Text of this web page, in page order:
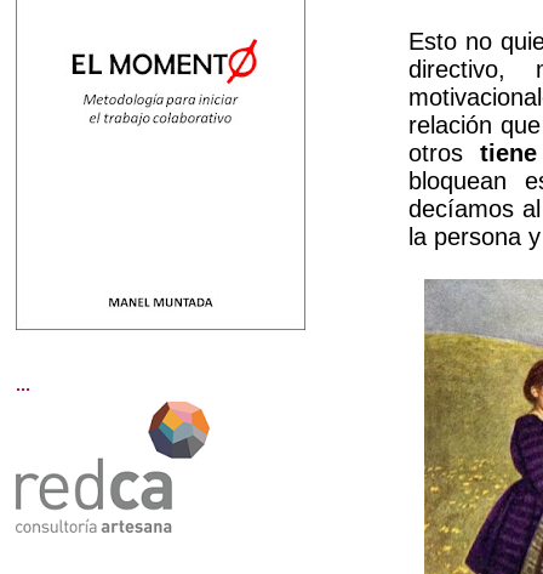
Esto no
directivo,
relación
otros
bloquean
decíamos
la persona
...